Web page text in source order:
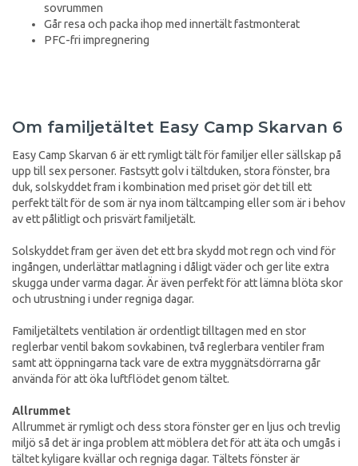
sovrummen
Går resa och packa ihop med innertält fastmonterat
PFC-fri impregnering
Om familjetältet Easy Camp Skarvan 6
Easy Camp Skarvan 6 är ett rymligt tält för familjer eller sällskap på
upp till sex personer. Fastsytt golv i tältduken, stora fönster, bra
duk, solskyddet fram i kombination med priset gör det till ett
perfekt tält för de som är nya inom tältcamping eller som är i behov
av ett pålitligt och prisvärt familjetält.
Solskyddet fram ger även det ett bra skydd mot regn och vind för
ingången, underlättar matlagning i dåligt väder och ger lite extra
skugga under varma dagar. Är även perfekt för att lämna blöta skor
och utrustning i under regniga dagar.
Familjetältets ventilation är ordentligt tilltagen med en stor
reglerbar ventil bakom sovkabinen, två reglerbara ventiler fram
samt att öppningarna tack vare de extra myggnätsdörrarna går
använda för att öka luftflödet genom tältet.
Allrummet
Allrummet är rymligt och dess stora fönster ger en ljus och trevlig
miljö så det är inga problem att möblera det för att äta och umgås i
tältet kyligare kvällar och regniga dagar. Tältets fönster är